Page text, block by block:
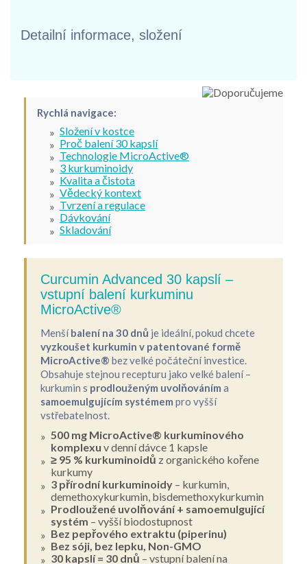
Detailní informace, složení
Rychlá navigace:
Složení v kostce
Proč balení 30 kapslí
Technologie MicroActive®
3 kurkuminoidy
Kvalita a čistota
Vědecký kontext
Tvrzení a regulace
Dávkování
Skladování
Curcumin Advanced 30 kapslí –
vstupní balení kurkuminu
MicroActive®
Menšíbalení na 30 dnů je ideální, pokud chcete
vyzkoušet kurkumin v patentované formě
MicroActive® bez velké počáteční investice.
Obsahuje stejnou recepturu jako velké balení –
kurkumin s prodlouženým uvolňováním a
samoemulgujícím systémem pro vyšší
vstřebatelnost.
500 mg MicroActive® kurkuminového
komplexu v denní dávce 1 kapsle
≥ 95 % kurkuminoidů z organického kořene
kurkumy
3 přírodní kurkuminoidy – kurkumin,
demethoxykurkumin, bisdemethoxykurkumin
Prodloužené uvolňování + samoemulgující
systém – vyšší biodostupnost
Bez pepřového extraktu (piperinu)
Bez sóji, bez lepku, Non-GMO
30 kapslí = 30 dnů – vstupní balení na